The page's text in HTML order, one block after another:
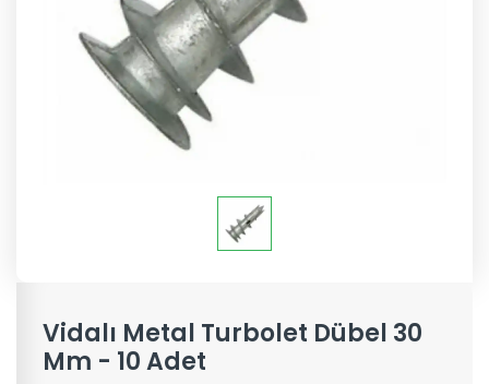
Vidalı Metal Turbolet Dübel 30
Mm - 10 Adet